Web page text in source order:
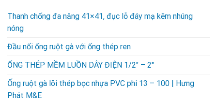
Thanh chống đa năng 41×41, đục lỗ đáy mạ kẽm nhúng
nóng
Đầu nối ống ruột gà với ống thép ren
ỐNG THÉP MỀM LUỒN DÂY ĐIỆN 1/2″ – 2″
Ống ruột gà lõi thép bọc nhựa PVC phi 13 – 100 | Hưng
Phát M&E